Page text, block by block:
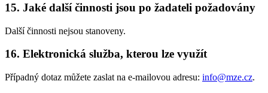
15. Jaké další činnosti jsou po žadateli požadovány
Další činnosti nejsou stanoveny.
16. Elektronická služba, kterou lze využít
Případný dotaz můžete zaslat na e-mailovou adresu: info@mze.cz.